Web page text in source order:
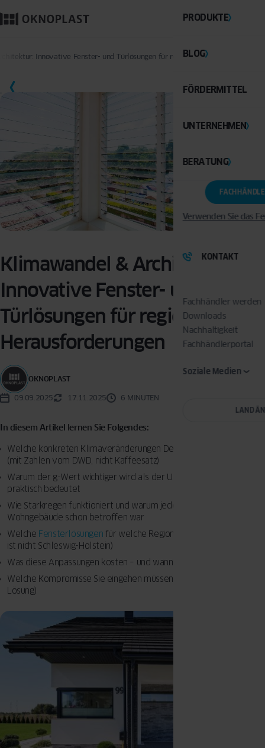
PRODUKTE
BLOG
FÖRDERMITTEL
UNTERNEHMEN
BERATUNG
Verwenden Sie das
KONTAKT
Fachhändler werden
Downloads
Nachhaltigkeit
Fachhändlerportal
Soziale Medien
LAND
Innovative Fenster- und Türlösungen für regionale Herausforderungen
SPEICHERN
Klimawandel & Architektur:
Innovative Fenster- und
Türlösungen für regionale
Herausforderungen
OKNOPLAST
09.09.2025 17.11.2025 6 MINUTEN
In diesem Artikel lernen Sie Folgendes:
Welche konkreten Klimaveränderungen Deutschland betreffen
(mit Zahlen vom DWD, nicht Kaffeesatz)
Warum der g-Wert wichtiger wird als der U-Wert – und was das
praktisch bedeutet
Wie Starkregen funktioniert und warum jedes zehnte deutsche
Wohngebäude schon betroffen war
Welche Fensterlösungen für welche Region Sinn ergeben (Bayern
ist nicht Schleswig-Holstein)
Was diese Anpassungen kosten – und wann sie sich rechnen
Welche Kompromisse Sie eingehen müssen (es gibt keine perfekte
Lösung)